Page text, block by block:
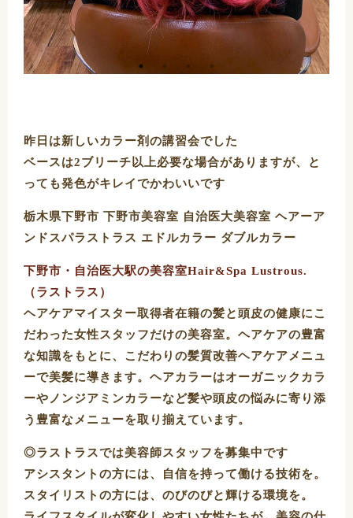
昨日は新しいカラー剤の講習会でした
ベースは2ブリーチ以上必要な場合がありますが、と
っても発色がキレイでかわいいです
栃木県下野市 下野市美容室 自治医大美容室 ヘアーア
ンドスパラストラス エドルカラー ダブルカラー
下野市・自治医大駅の美容室Hair&Spa Lustrous.
（ラストラス）
ヘアケアマイスター取得者在籍の髪と頭皮の健康にこ
だわった女性スタッフだけの美容室。ヘアケアの豊富
な知識をもとに、こだわりの髪質改善ヘアケアメニュ
ーで美髪に導きます。ヘアカラーはオーガニックカラ
ーやノンジアミンカラーなど髪や頭皮の悩みに寄り添
う豊富なメニューを取り揃えています。
◎ラストラスでは美容師スタッフを募集中です
アシスタントの方には、自信を持って働ける技術を。
スタイリストの方には、のびのびと輝ける環境を。